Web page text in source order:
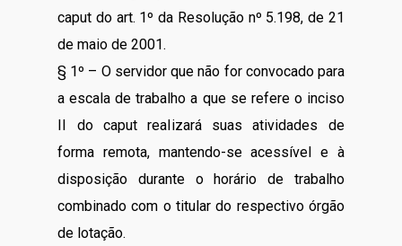
caput do art. 1º da Resolução nº 5.198, de 21
de maio de 2001.
§ 1º – O servidor que não for convocado para
a escala de trabalho a que se refere o inciso
II do caput realizará suas atividades de
forma remota, mantendo-se acessível e à
disposição durante o horário de trabalho
combinado com o titular do respectivo órgão
de lotação.